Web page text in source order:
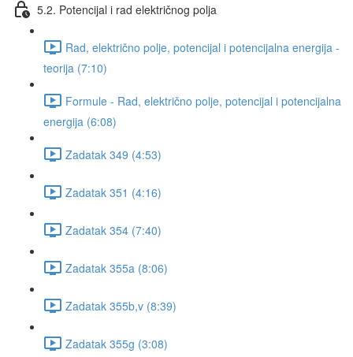
5.2. Potencijal i rad električnog polja
Rad, električno polje, potencijal i potencijalna energija -
teorija (7:10)
Formule - Rad, električno polje, potencijal i potencijalna
energija (6:08)
Zadatak 349 (4:53)
Zadatak 351 (4:16)
Zadatak 354 (7:40)
Zadatak 355a (8:06)
Zadatak 355b,v (8:39)
Zadatak 355g (3:08)